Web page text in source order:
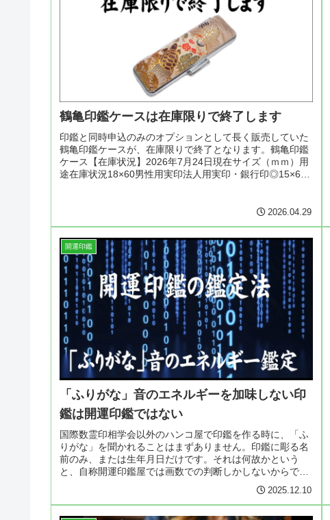
鶴亀印鑑ケースは在庫限りで終了します
印鑑と同時申込のみのオプションとして長く販売していた
鶴亀印鑑ケースが、在庫限りで終了となります。鶴亀印鑑
ケース【在庫状況】2026年7月24日現在サイズ（ｍｍ）用
途在庫状況18×60男性用実印法人用実印・銀行印◎15×60
2026.04.29
開運印鑑
「ふりがな」音のエネルギーを加味しない印
鑑は開運印鑑ではない
国際数霊印相学会以外のハンコ屋で印鑑を作る時に、「ふ
りがな」を聞かれることはまずありません。印鑑に彫る名
前のみ、または生年月日だけです。それは何故かという
と、自称開運印鑑屋では画数での判断しかしないからであ
2025.12.10